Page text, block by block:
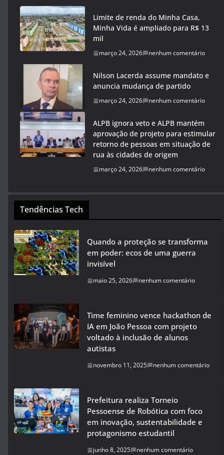
Limite de renda do Minha Casa,
Minha Vida é ampliado para R$ 13
mil
março 24, 2026 nenhum comentário
Nilson Lacerda assume mandato e
anuncia mudança de partido
março 24, 2026 nenhum comentário
ALPB ignora veto e ALPB mantém
aprovação de projeto para estimular
retorno de pessoas em situação de
rua às cidades de origem
março 24, 2026 nenhum comentário
Tendências Tech
Quando a proteção se transforma
em poder: ecos de uma guerra
invisível
maio 25, 2026 nenhum comentário
Time feminino vence hackathon de
IA em João Pessoa com projeto
voltado à inclusão de alunos
autistas
novembro 11, 2025 nenhum comentário
Prefeitura realiza Torneio
Pessoense de Robótica com foco
em inovação, sustentabilidade e
protagonismo estudantil
junho 8, 2025 nenhum comentário